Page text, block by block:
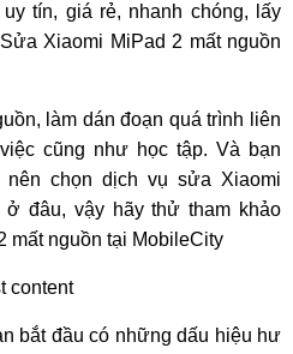
tín, giá rẻ, nhanh chóng, lấy
Xiaomi MiPad 2 mất nguồn
làm dán đoạn quá trình liên
cũng như học tập. Và bạn
chọn dịch vụ sửa Xiaomi
ở đâu, vậy hãy thử tham khảo
mất nguồn tại MobileCity
content
bắt đầu có những dấu hiệu hư